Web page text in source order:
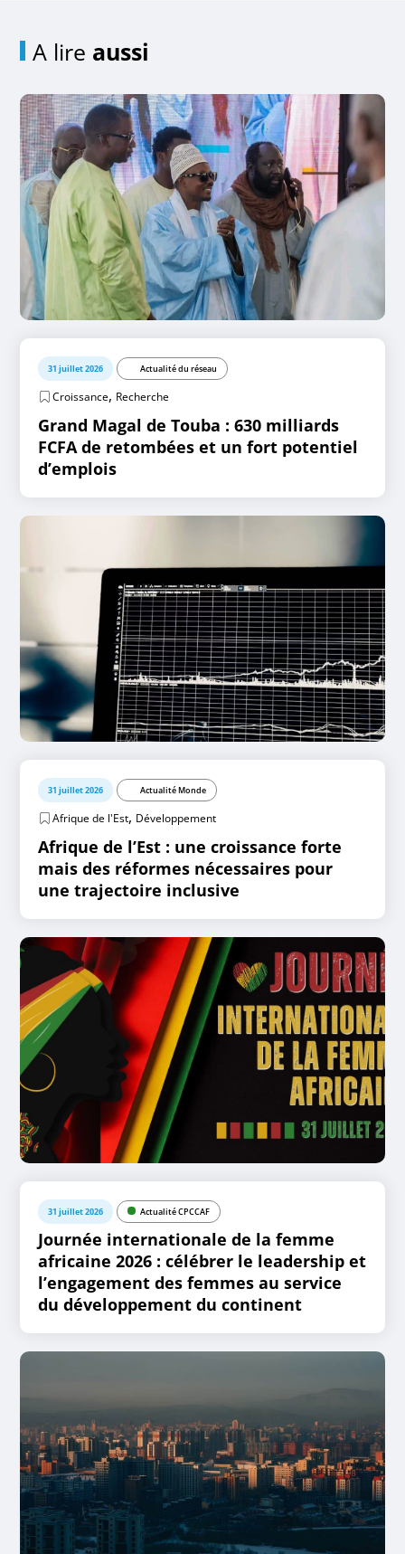
A lire aussi
31 juillet 2026 Actualité du réseau
Croissance, Recherche
Grand Magal de Touba : 630 milliards
FCFA de retombées et un fort potentiel
d’emplois
31 juillet 2026 Actualité Monde
Afrique de l'Est, Développement
Afrique de l’Est : une croissance forte
mais des réformes nécessaires pour
une trajectoire inclusive
31 juillet 2026 Actualité CPCCAF
Journée internationale de la femme
africaine 2026 : célébrer le leadership et
l’engagement des femmes au service
du développement du continent